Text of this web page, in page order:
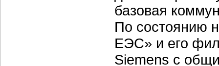
базовая
По состоянию
ЕЭС» и его
Siemens с